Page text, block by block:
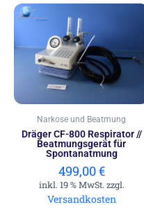
Narkose und Beatmung
Dräger CF-800 Respirator //
Beatmungsgerät für
Spontanatmung
499,00€
inkl. 19 % MwSt. zzgl.
Versandkosten